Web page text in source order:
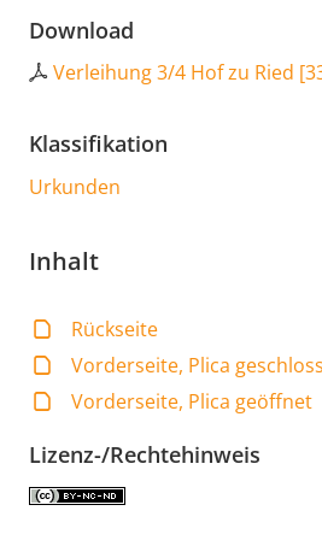
Download
Verleihung 3/4 Hof zu Ried [
Klassifikation
Urkunden
Inhalt
Rückseite
Vorderseite, Plica
Vorderseite, Plica geöffnet
Lizenz-/Rechtehinweis